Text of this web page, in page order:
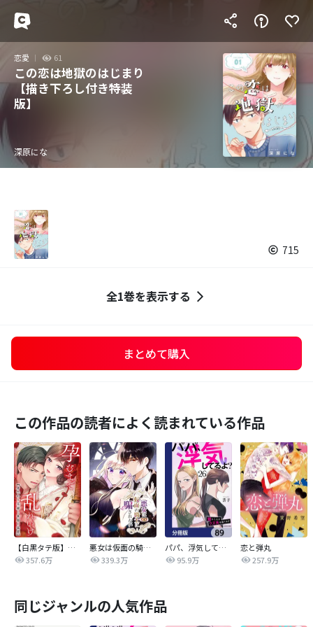
恋愛 61
この恋は地獄のはじまり
【描き下ろし付き特装
版】
深原にな
715
全1巻を表示する
まとめて購入
この作品の読者によく読まれている作品
【白黒タテ版】孕むまで乱れいけ～身代わり花嫁と軍服の猛愛
357.6万
悪女は仮面の騎士に騙されない
339.3万
パパ、浮気してるよ？娘と二人でクズ夫を捨てます【分冊版】
95.9万
恋と弾丸
257.9万
同じジャンルの人気作品